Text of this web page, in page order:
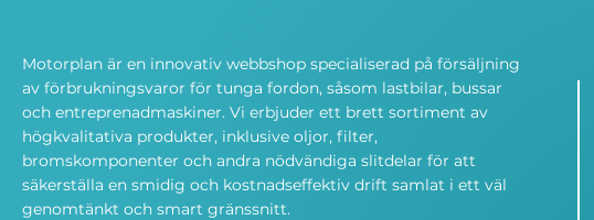
Motorplan är en innovativ webbshop specialiserad på försäljning
av förbrukningsvaror för tunga fordon, såsom lastbilar, bussar
och entreprenadmaskiner. Vi erbjuder ett brett sortiment av
högkvalitativa produkter, inklusive oljor, filter,
bromskomponenter och andra nödvändiga slitdelar för att
säkerställa en smidig och kostnadseffektiv drift samlat i ett väl
genomtänkt och smart gränssnitt.